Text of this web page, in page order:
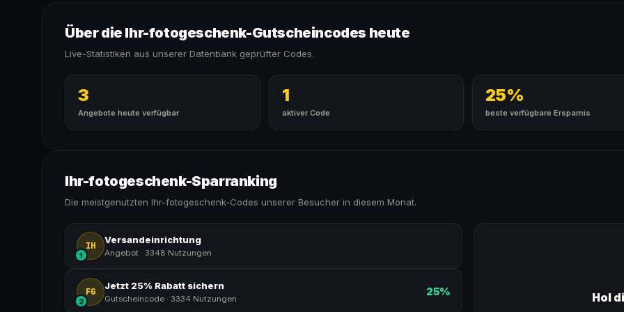
Über die Ihr-fotogeschenk-Gutscheincodes heute
Live-Statistiken aus unserer Datenbank geprüfter Codes.
3
Angebote heute verfügbar
1
aktiver Code
25%
beste verfügbare Ersparnis
Ihr-fotogeschenk-Sparranking
Die meistgenutzten Ihr-fotogeschenk-Codes unserer Besucher in diesem Monat.
IH
1
Versandeinrichtung
Angebot · 3348 Nutzungen
FG
2
Jetzt 25% Rabatt sichern
Gutscheincode · 3334 Nutzungen
25% Hol